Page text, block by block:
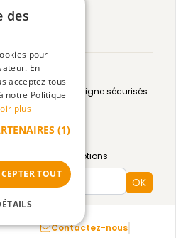
chefs
de paiement en ligne sécurisés
et nos promotions
OK
Contactez-nousFacebook
Instagram
des
pour
En
acceptez tous
notre Politique
plus
(1)
TOUT